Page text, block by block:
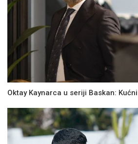
Oktay Kaynarca u seriji Baskan: